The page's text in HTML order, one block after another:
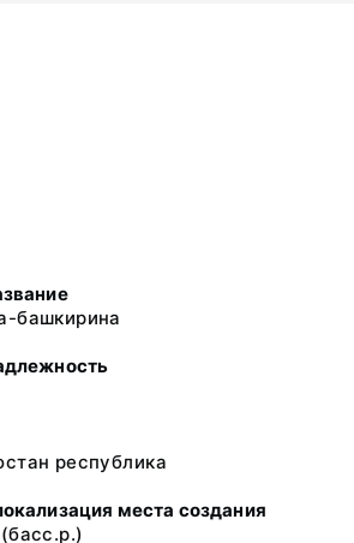
башкирина
республика
места создания